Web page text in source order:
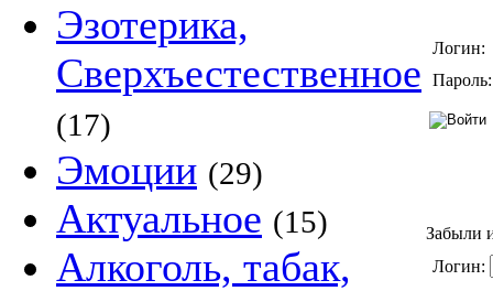
Эзотерика,
Сверхъестественное
(17)
Эмоции (29)
Актуальное (15)
Алкоголь, табак,
Логин:
Пароль:
Забыли
Логин: